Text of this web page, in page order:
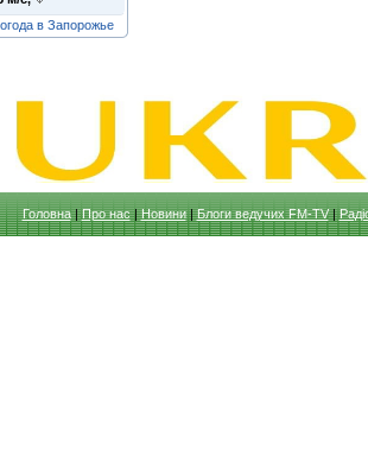
в Запорожье
Головна|Про нас|Новини|Блоги ведучих FM-TV|